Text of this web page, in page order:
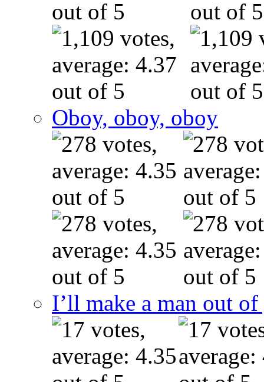
Oboy, oboy, oboy
I’ll make a man out